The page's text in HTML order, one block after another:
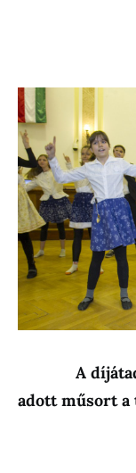
A díjátadón
adott műsort a